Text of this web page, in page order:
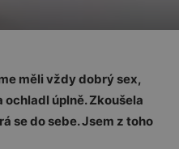
měli vždy dobrý sex,
úplně. Zkoušela
se do sebe. Jsem z toho